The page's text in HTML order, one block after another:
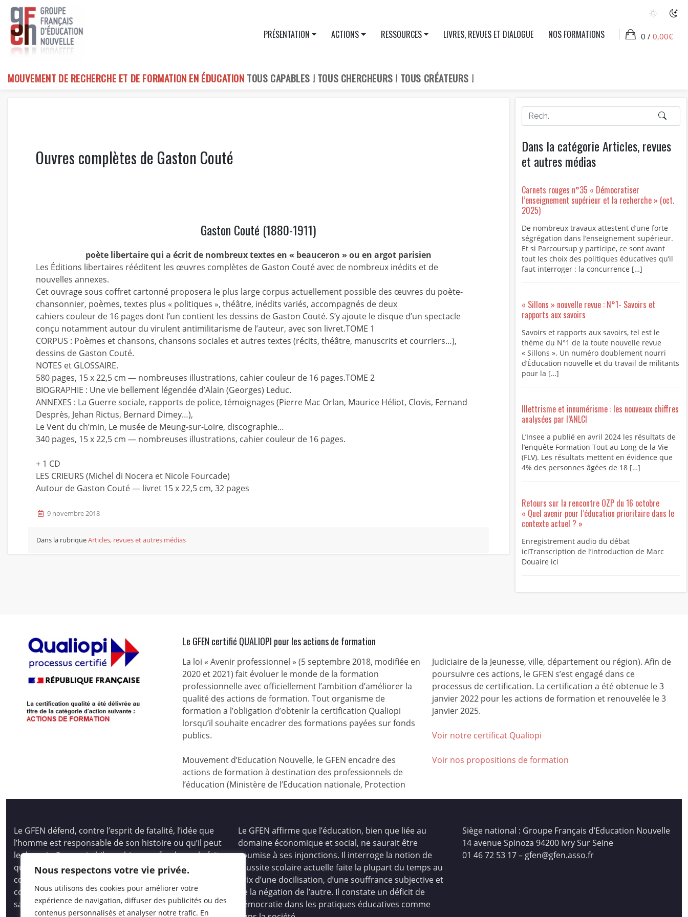
Nous respectons votre vie privée.
Nous utilisons des cookies pour améliorer votre
expérience de navigation, diffuser des publicités ou des
contenus personnalisés et analyser notre trafic. En
Skip
content
MOUVEMENT DE RECHERCHE ET DE FORMATION EN ÉDUCATION TOUS CAPABLES ! TOUS CHERCHEURS ! TOUS CRÉATEURS !
PRÉSENTATION ACTIONS RESSOURCES LIVRES, REVUES ET DIALOGUE NOS FORMATIONS 0 / 0,00€
Ouvres complètes de Gaston Couté
Gaston Couté (1880-1911)
poète libertaire qui a écrit de nombreux textes en « beauceron » ou en argot parisien
Les Éditions libertaires rééditent les œuvres complètes de Gaston Couté avec de nombreux inédits et de
nouvelles annexes.
Cet ouvrage sous coffret cartonné proposera le plus large corpus actuellement possible des œuvres du poète-
chansonnier, poèmes, textes plus « politiques », théâtre, inédits variés, accompagnés de deux
cahiers couleur de 16 pages dont l’un contient les dessins de Gaston Couté. S’y ajoute le disque d’un spectacle
conçu notamment autour du virulent antimilitarisme de l’auteur, avec son livret.TOME 1
CORPUS : Poèmes et chansons, chansons sociales et autres textes (récits, théâtre, manuscrits et courriers…),
dessins de Gaston Couté.
NOTES et GLOSSAIRE.
580 pages, 15 x 22,5 cm — nombreuses illustrations, cahier couleur de 16 pages.TOME 2
BIOGRAPHIE : Une vie bellement légendée d’Alain (Georges) Leduc.
ANNEXES : La Guerre sociale, rapports de police, témoignages (Pierre Mac Orlan, Maurice Héliot, Clovis, Fernand
Desprès, Jehan Rictus, Bernard Dimey…),
Le Vent du ch’min, Le musée de Meung-sur-Loire, discographie…
340 pages, 15 x 22,5 cm — nombreuses illustrations, cahier couleur de 16 pages.
+ 1 CD
LES CRIEURS (Michel di Nocera et Nicole Fourcade)
Autour de Gaston Couté — livret 15 x 22,5 cm, 32 pages
9 novembre 2018
Dans la rubriqueArticles, revues et autres médias
Dans la catégorie Articles, revues
et autres médias
Carnets rouges n°35 « Démocratiser
l’enseignement supérieur et la recherche » (oct.
2025)
De nombreux travaux attestent d’une forte
ségrégation dans l’enseignement supérieur.
Et si Parcoursup y participe, ce sont avant
tout les choix des politiques éducatives qu’il
faut interroger : la concurrence […]
« Sillons » nouvelle revue : N°1- Savoirs et
rapports aux savoirs
Savoirs et rapports aux savoirs, tel est le
thème du N°1 de la toute nouvelle revue
« Sillons ». Un numéro doublement nourri
d’Éducation nouvelle et du travail de militants
pour la […]
Illettrisme et innumérisme : les nouveaux chiffres
analysées par l’ANLCI
L’Insee a publié en avril 2024 les résultats de
l’enquête Formation Tout au Long de la Vie
(FLV). Les résultats mettent en évidence que
4% des personnes âgées de 18 […]
Retours sur la rencontre OZP du 16 octobre
« Quel avenir pour l’éducation prioritaire dans le
contexte actuel ? »
Enregistrement audio du débat
iciTranscription de l’introduction de Marc
Douaire ici
Le GFEN certifié QUALIOPI pour les actions de formation
La loi « Avenir professionnel » (5 septembre 2018, modifiée en
2020 et 2021) fait évoluer le monde de la formation
professionnelle avec officiellement l’ambition d’améliorer la
qualité des actions de formation. Tout organisme de
formation a l’obligation d’obtenir la certification Qualiopi
lorsqu’il souhaite encadrer des formations payées sur fonds
publics.
Mouvement d’Education Nouvelle, le GFEN encadre des
actions de formation à destination des professionnels de
l’éducation (Ministère de l’Education nationale, Protection
Judiciaire de la Jeunesse, ville, département ou région). Afin de
poursuivre ces actions, le GFEN s’est engagé dans ce
processus de certification. La certification a été obtenue le 3
janvier 2022 pour les actions de formation et renouvelée le 3
janvier 2025.
Voir notre certificat Qualiopi
Voir nos propositions de formation
Le GFEN défend, contre l’esprit de fatalité, l’idée que
l’homme est responsable de son histoire ou qu’il peut
le devenir. Son pari philosophique se fonde sur le fait
que tous les hommes, les enfants des hommes,
comme les peuples, ont des capacités immenses pour
comprendre et créer, pour auto-socio-construire un
savoir vivant et opératoire.
Le GFEN affirme que l’éducation, bien que liée au
domaine économique et social, ne saurait être
soumise à ses injonctions. Il interroge la notion de
réussite scolaire actuelle faite la plupart du temps au
prix d’une docilisation, d’une souffrance subjective et
de la négation de l’autre. Il constate un déficit de
démocratie dans les pratiques éducatives comme
Siège national : Groupe Français d’Education Nouvelle
14 avenue Spinoza 94200 Ivry Sur Seine
01 46 72 53 17 – gfen@gfen.asso.fr